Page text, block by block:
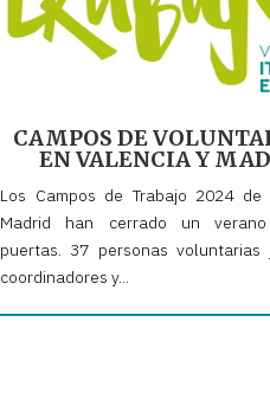
CAMPOS DE
EN VALENCIA Y
Los Campos de Trabajo 2024 de
Madrid han cerrado un
puertas. 37 personas
coordinadores y...